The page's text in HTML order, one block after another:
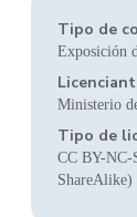
Tipo de
Exposición
Ministerio
Tipo de
CC BY-NC-
ShareAlike)